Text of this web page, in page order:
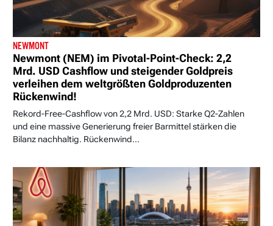
NEWMONT
Newmont (NEM) im Pivotal-Point-Check: 2,2
Mrd. USD Cashflow und steigender Goldpreis
verleihen dem weltgrößten Goldproduzenten
Rückenwind!
Rekord-Free-Cashflow von 2,2 Mrd. USD: Starke Q2-Zahlen
und eine massive Generierung freier Barmittel stärken die
Bilanz nachhaltig. Rückenwind...